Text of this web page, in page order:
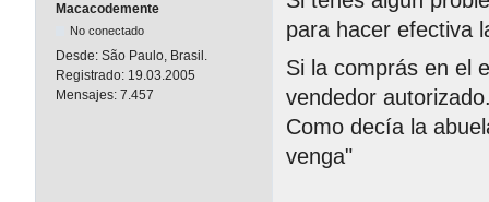
Macacodemente
No conectado
Desde: São Paulo, Brasil.
Registrado: 19.03.2005
Mensajes: 7.457
para hacer efectiva
Si la comprás en el
vendedor
Como decía la
venga"